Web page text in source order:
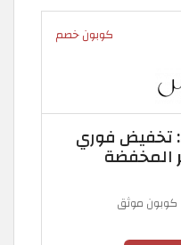
كوبون خصم
كود خصم اوناس 2026: تخفيض فوري
كوبون موثق